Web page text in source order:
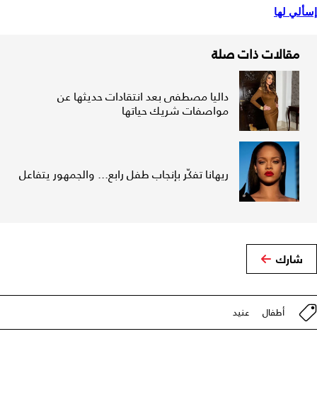
إسألي لها
مقالات ذات صلة
داليا مصطفى بعد انتقادات حديثها عن
مواصفات شريك حياتها
ريهانا تفكّر بإنجاب طفل رابع... والجمهور يتفاعل
شارك
أطفال عنيد